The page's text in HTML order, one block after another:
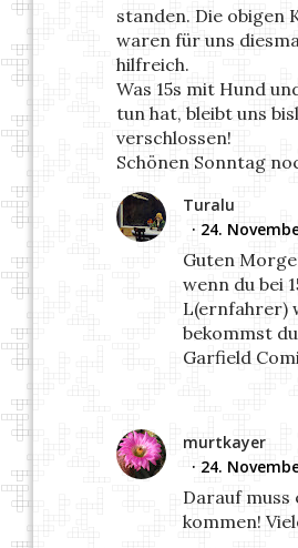
standen. Die obigen
waren für uns
hilfreich.
Was 15s mit Hund
tun hat, bleibt uns
verschlossen!
Schönen Sonntag
Turalu
24.
Guten
wenn du bei
L(ernfahrer)
bekommst
Garfield
murtkayer
24.
Darauf
kommen!